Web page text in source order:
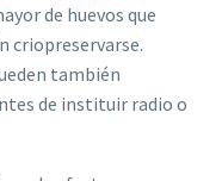
de huevos que
criopreservarse.
también
de instituir radio o